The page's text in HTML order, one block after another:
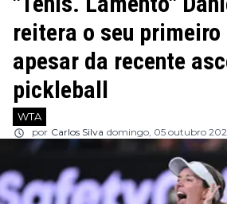
reitera o seu primeiro
apesar da recente
pickleball
WTA
por Carlos Silva domingo, 05 outubro